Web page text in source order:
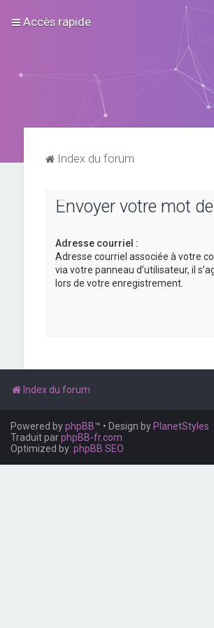
Accès rapide
Index du forum
Envoyer votre mot
Adresse courriel :
Adresse courriel associée à votre
via votre panneau d’utilisateur, il
lors de votre enregistrement.
Index du forum
Powered byphpBB™ • Design by PlanetStyles
Traduit parphpBB-fr.com
Optimized by: phpBB SEO